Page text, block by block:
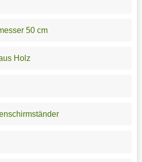
50 cm
Holz